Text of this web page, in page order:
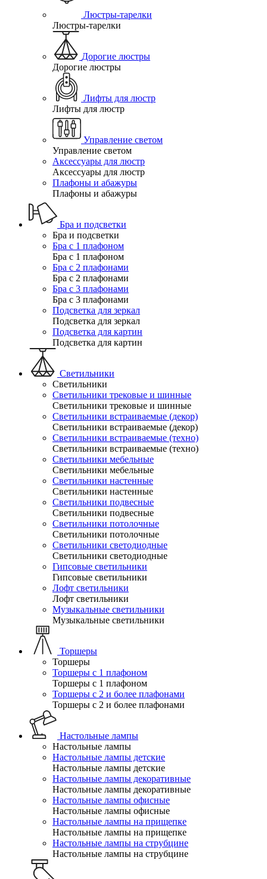
Люстры-тарелки
Люстры-тарелки
Дорогие люстры
Дорогие люстры
Лифты для люстр
Лифты для люстр
Управление светом
Управление светом
Аксессуары для люстр
Аксессуары для люстр
Плафоны и абажуры
Плафоны и абажуры
Бра и подсветки
Бра и подсветки
Бра с 1 плафоном
Бра с 1 плафоном
Бра с 2 плафонами
Бра с 2 плафонами
Бра с 3 плафонами
Бра с 3 плафонами
Подсветка для зеркал
Подсветка для зеркал
Подсветка для картин
Подсветка для картин
Светильники
Светильники
Светильники трековые и шинные
Светильники трековые и шинные
Светильники встраиваемые (декор)
Светильники встраиваемые (декор)
Светильники встраиваемые (техно)
Светильники встраиваемые (техно)
Светильники мебельные
Светильники мебельные
Светильники настенные
Светильники настенные
Светильники подвесные
Светильники подвесные
Светильники потолочные
Светильники потолочные
Светильники светодиодные
Светильники светодиодные
Гипсовые светильники
Гипсовые светильники
Лофт светильники
Лофт светильники
Музыкальные светильники
Музыкальные светильники
Торшеры
Торшеры
Торшеры с 1 плафоном
Торшеры с 1 плафоном
Торшеры с 2 и более плафонами
Торшеры с 2 и более плафонами
Настольные лампы
Настольные лампы
Настольные лампы детские
Настольные лампы детские
Настольные лампы декоративные
Настольные лампы декоративные
Настольные лампы офисные
Настольные лампы офисные
Настольные лампы на прищепке
Настольные лампы на прищепке
Настольные лампы на струбцине
Настольные лампы на струбцине